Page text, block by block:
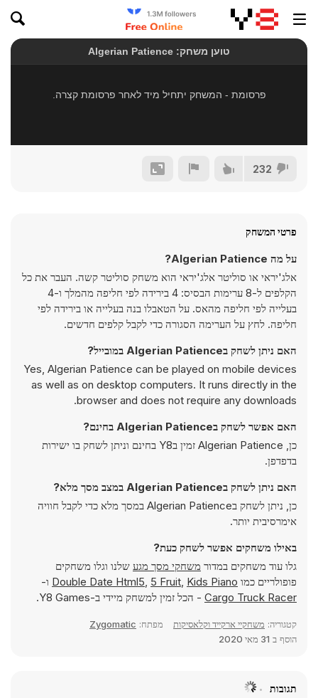
232
פרטי המשחק
על מה Algerian Patience?
אלג'יראי או סוליטר אלג'יראי הוא משחק סוליטר קשה. העבר את כל
הקלפים ל-8 ערימות הבסיס: 4 בירידה לפי חליפה מהמלך ו-4
בעלייה לפי חליפה מהאס. על הטאבלו בנה בעלייה או בירידה לפי
חליפה. לחץ על הערימה הסגורה כדי לקבל קלפים חדשים.
האם ניתן לשחק בAlgerian Patience במובייל?
Yes, Algerian Patience can be played on mobile devices
as well as on desktop computers. It runs directly in the
browser and does not require any downloads.
האם אפשר לשחק בAlgerian Patience בחינם?
כן, Algerian Patience זמין בY8 בחינם וניתן לשחק בו ישירות
בדפדפן.
האם ניתן לשחק בAlgerian Patience במצב מסך מלא?
כן, ניתן לשחק בAlgerian Patience במסך מלא כדי לקבל חוויה
אימרסיבית יותר.
באילו משחקים אפשר לשחק כעת?
גלו עוד משחקים במדור משחקי מסך מגע שלנו וגלו משחקים
פופולריים כמו
Double Date Html5, 5 Fruit, Kids Piano
ו-
Cargo Truck Racer - הכל זמין למשחק מיידי ב-Y8 Games.
קטגוריה: משחקיי ארקייד וקלאסיקות מפתח: Zygomatic
הוסף ב 31 מאי 2020
תגובות